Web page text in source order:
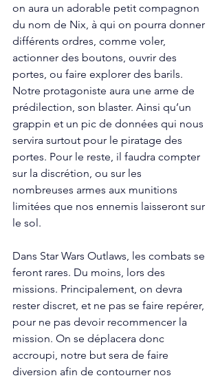
on aura un adorable petit compagnon
du nom de Nix, à qui on pourra donner
différents ordres, comme voler,
actionner des boutons, ouvrir des
portes, ou faire explorer des barils.
Notre protagoniste aura une arme de
prédilection, son blaster. Ainsi qu’un
grappin et un pic de données qui nous
servira surtout pour le piratage des
portes. Pour le reste, il faudra compter
sur la discrétion, ou sur les
nombreuses armes aux munitions
limitées que nos ennemis laisseront sur
le sol.
Dans Star Wars Outlaws, les combats se
feront rares. Du moins, lors des
missions. Principalement, on devra
rester discret, et ne pas se faire repérer,
pour ne pas devoir recommencer la
mission. On se déplacera donc
accroupi, notre but sera de faire
diversion afin de contourner nos